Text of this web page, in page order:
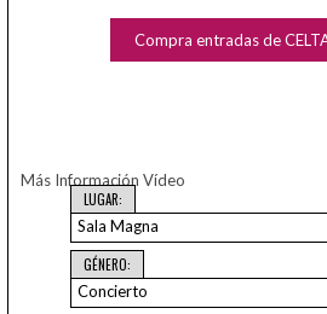
Compra entradas de
Más Información Vídeo
LUGAR:
Sala Magna
GÉNERO:
Concierto